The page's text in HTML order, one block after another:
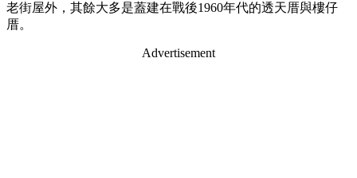
老街屋外，其餘大多是蓋建在戰後1960年代的透天厝與樓仔
厝。
Advertisement